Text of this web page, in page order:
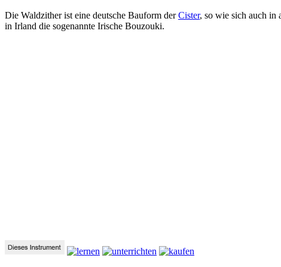
Die Waldzither ist eine deutsche Bauform derCister, so wie sich auch in
in Irland die sogenannte Irische Bouzouki.